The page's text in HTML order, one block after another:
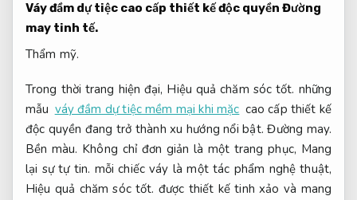
Váy đầm dự tiệc cao cấp thiết kế độc quyền Đường
may tinh tế.
Thẩm mỹ.
Trong thời trang hiện đại, Hiệu quả chăm sóc tốt. những
mẫu váy đầm dự tiệc mềm mại khi mặc cao cấp thiết kế
độc quyền đang trở thành xu hướng nổi bật.Đường may.
Bền màu. Không chỉ đơn giản là một trang phục, Mang
lại sự tự tin. mỗi chiếc váy là một tác phẩm nghệ thuật,
Hiệu quả chăm sóc tốt. được thiết kế tinh xảo và mang